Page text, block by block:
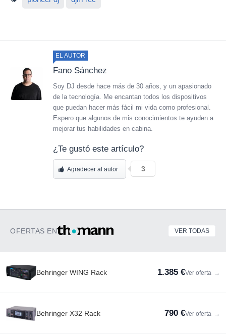
EL AUTOR
Fano Sánchez
Soy DJ desde hace más de 30 años, y un apasionado
de la tecnología. Me encantan todos los dispositivos
que puedan hacer más fácil mi vida como profesional.
Espero que algunos de mis conocimientos te ayuden a
mejorar tus habilidades en cabina.
¿Te gustó este artículo?
Agradecer al autor 3
OFERTAS EN VER TODAS
Behringer WING Rack 1.385 €Ver oferta →
Behringer X32 Rack 790 €Ver oferta →